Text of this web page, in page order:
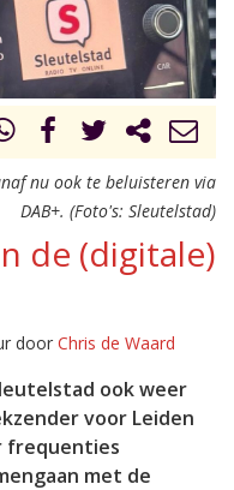
nu ook te beluisteren via
DAB+. (Foto's: Sleutelstad)
de (digitale)
door Chris de Waard
ook weer
voor Leiden
frequenties
met de